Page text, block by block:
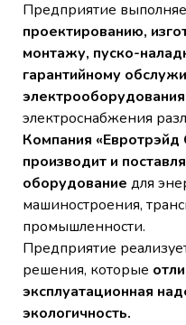
Предприятие
проектированию,
монтажу, пуско-
гарантийному
электрооборудования
электроснабжения
Компания
производит и
оборудование для
машиностроения,
промышленности.
Предприятие
решения, которые
эксплуатационная
экологичность.